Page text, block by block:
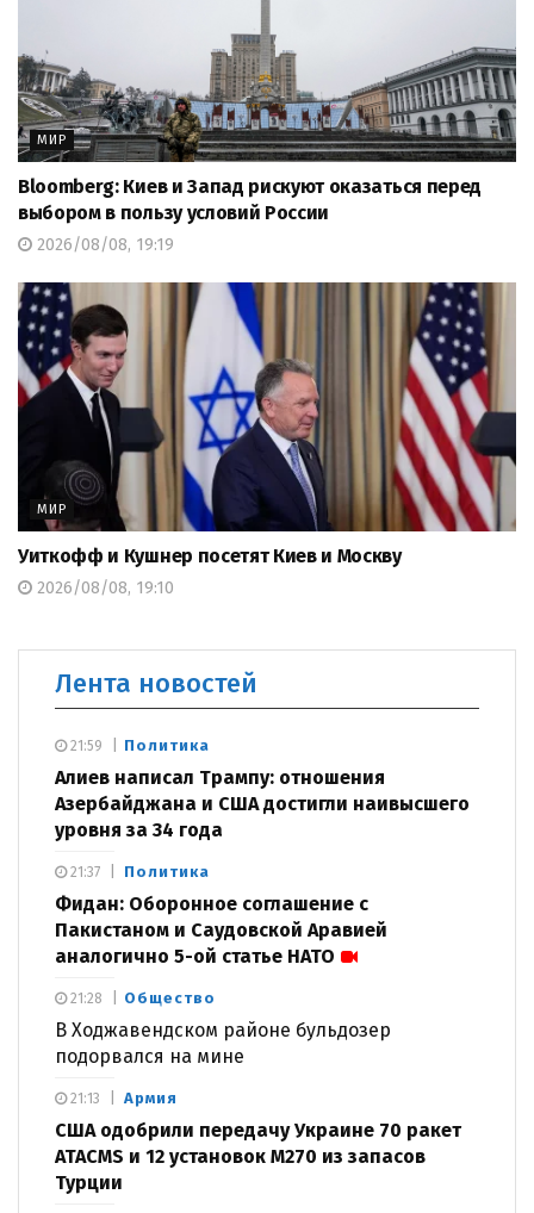
МИР
Bloomberg: Киев и Запад рискуют оказаться перед
выбором в пользу условий России
2026/08/08, 19:19
МИР
Уиткофф и Кушнер посетят Киев и Москву
2026/08/08, 19:10
Лента новостей
Политика
Алиев написал Трампу: отношения
Азербайджана и США достигли наивысшего
уровня за 34 года
21:59
Политика
Фидан: Оборонное соглашение с
Пакистаном и Саудовской Аравией
аналогично 5-ой статье НАТО
21:37
Общество
В Ходжавендском районе бульдозер
подорвался на мине
21:28
Армия
США одобрили передачу Украине 70 ракет
ATACMS и 12 установок M270 из запасов
Турции
21:13